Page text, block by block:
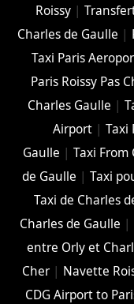
Roissy |
Charles de Gaulle |
Taxi Paris
Paris Roissy Pas
Charles Gaulle |
Airport |Taxi
Gaulle |Taxi From
de Gaulle |Taxi
Taxi de Charles
Charles de Gaulle |
entre Orly et
Cher | Navette
CDG Airport to